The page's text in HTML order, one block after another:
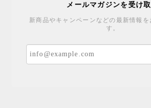
メールマガジンを受け
新商品やキャンペーンなどの最新情報を
す。